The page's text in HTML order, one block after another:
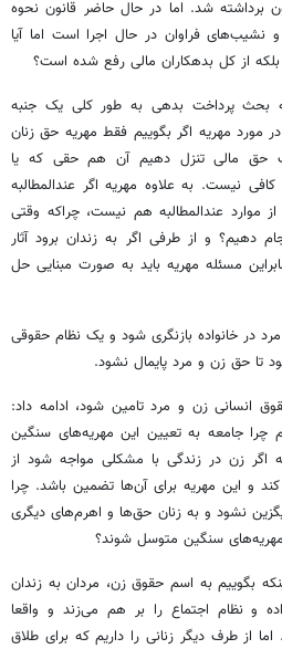
برداشته شد. اما در حال حاضر قانون نحوه
نشیب‌های فراوان در حال اجرا است اما آیا
از کل بدهکاران مالی رفع شده است؟
بحث پرداخت بدهی به طور کلی یک جنبه
در مورد مهریه اگر بگوییم فقط مهریه حق زنان
مالی تنزل دهیم آن هم حقی که یا
کافی نیست. به علاوه مهریه اگر عندالمطالبه
موارد عندالمطالبه هم نیست، چراکه وقتی
دهیم؟ و از طرفی اگر به زندان برود آثار
مسئله مهریه باید به صورت مبنایی حل
در خانواده بازنگری شود و یک نظام حقوقی
تا حق زن و مرد پایمال نشود.
انسانی زن و مرد تامین شود، ادامه داد:
چرا جامعه به تعیین این مهریه‌های سنگین
زن در زندگی با مشکلی مواجه شود از
و این مهریه برای آن‌ها تضمین باشد. چرا
نشود و به زنان حق‌ها و اهرم‌های دیگری
سنگین متوسل شوند؟
بگوییم به اسم حقوق زن، مردان به زندان
و نظام اجتماع را بر هم می‌زند و واقعا
از طرف دیگر زنانی را داریم که برای طلاق